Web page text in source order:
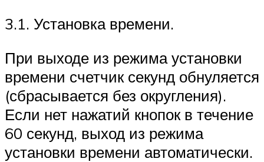
3.1. Установка времени.
При выходе из режима установки
времени счетчик секунд обнуляется
(сбрасывается без округления).
Если нет нажатий кнопок в течение
60 секунд, выход из режима
установки времени автоматически.